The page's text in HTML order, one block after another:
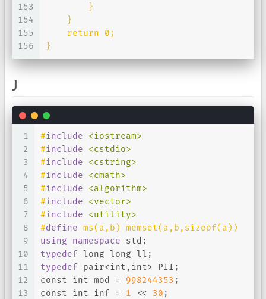
153
154
155
156
        }
    }
    return 0;
}
J
1
2
3
4
5
6
7
8
9
10
11
12
13
#include
<iostream>
#include
<cstdio>
#include
<cstring>
#include
<cmath>
#include
<algorithm>
#include
<vector>
#include
<utility>
#define ms(a,b) memset(a,b,sizeof(a))
using
namespace std;
typedef long long ll;
typedef pair<int , int> PII;
const
int mod = 998244353 ;
const
int inf = 1 << 30 ;